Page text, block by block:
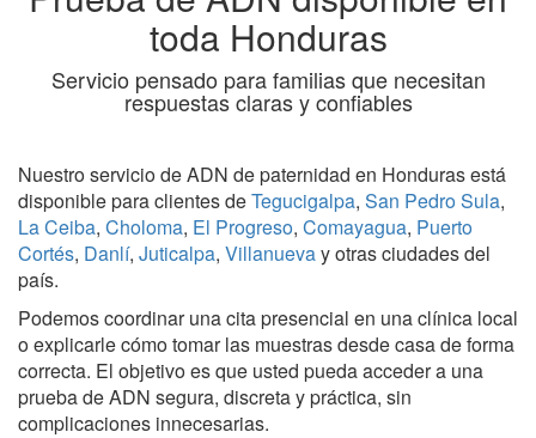
toda Honduras
Servicio pensado para familias que necesitan
respuestas claras y confiables
Nuestro servicio de ADN de paternidad en Honduras está
disponible para clientes deTegucigalpa, San Pedro Sula,
La Ceiba, Choloma, El Progreso, Comayagua, Puerto
Cortés, Danlí, Juticalpa, Villanuevay otras ciudades del
país.
Podemos coordinar una cita presencial en una clínica local
o explicarle cómo tomar las muestras desde casa de forma
correcta. El objetivo es que usted pueda acceder a una
prueba de ADN segura, discreta y práctica, sin
complicaciones innecesarias.